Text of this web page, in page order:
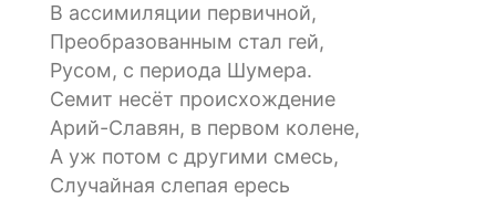
В ассимиляции первичной,
Преобразованным стал гей,
Русом, с периода Шумера.
Семит несёт происхождение
Арий-Славян, в первом колене,
А уж потом с другими смесь,
Случайная слепая ересь